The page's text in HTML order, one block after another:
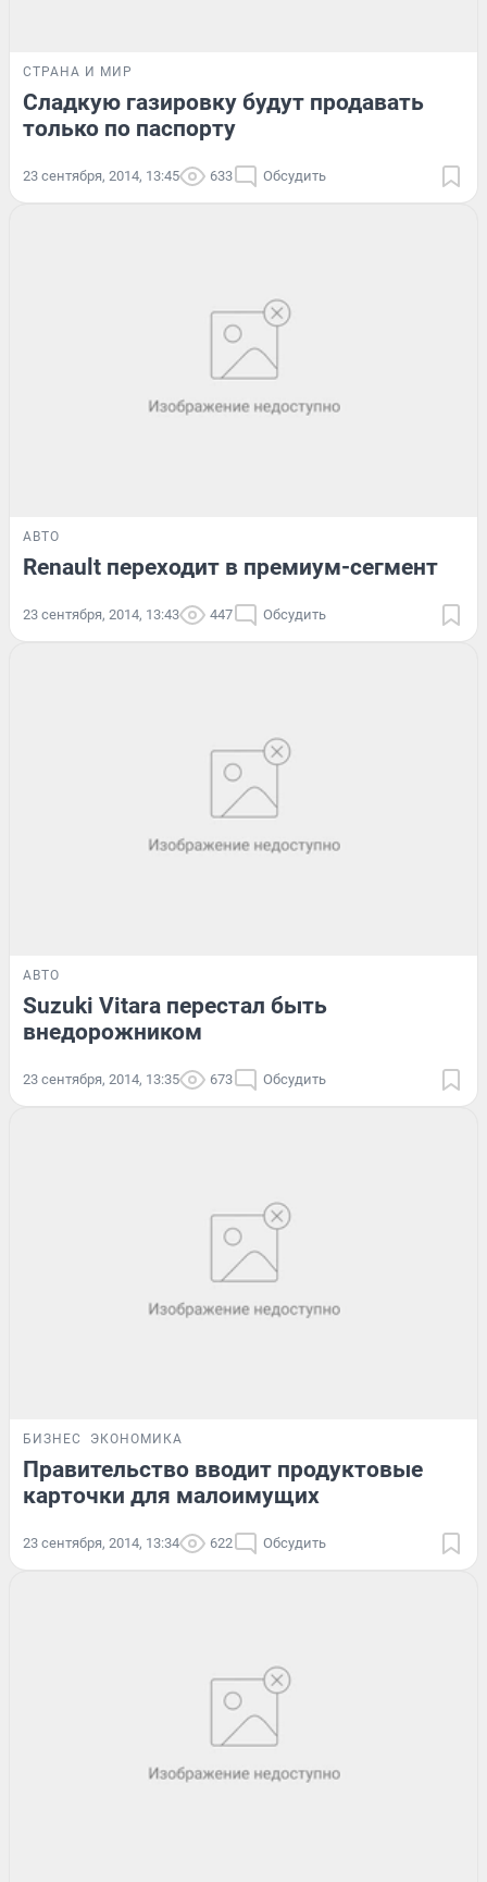
СТРАНА И МИР
Сладкую газировку будут продавать
только по паспорту
23 сентября, 2014, 13:45 633 Обсудить
АВТО
Renault переходит в премиум-сегмент
23 сентября, 2014, 13:43 447 Обсудить
АВТО
Suzuki Vitara перестал быть
внедорожником
23 сентября, 2014, 13:35 673 Обсудить
БИЗНЕС ЭКОНОМИКА
Правительство вводит продуктовые
карточки для малоимущих
23 сентября, 2014, 13:34 622 Обсудить